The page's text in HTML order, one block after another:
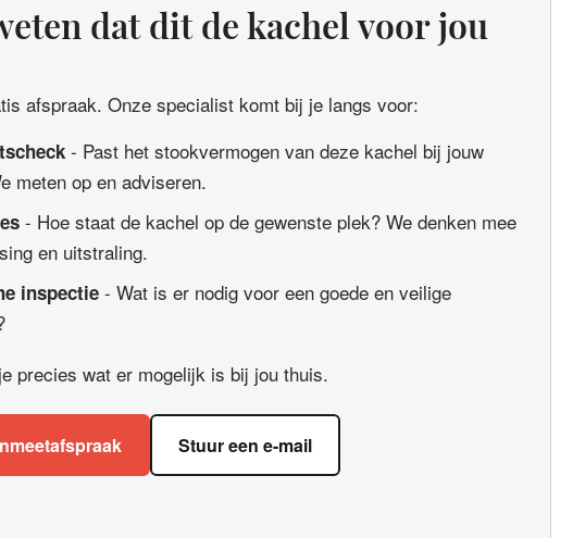
dat dit de kachel voor jou
afspraak. Onze specialist komt bij je langs voor:
- Past het stookvermogen van deze kachel bij jouw
meten op en adviseren.
- Hoe staat de kachel op de gewenste plek? We denken mee
en uitstraling.
inspectie - Wat is er nodig voor een goede en veilige
precies wat er mogelijk is bij jou thuis.
Stuur een e-mail